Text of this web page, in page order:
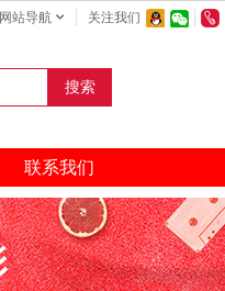
网站导航 关注我们
搜索
联系我们